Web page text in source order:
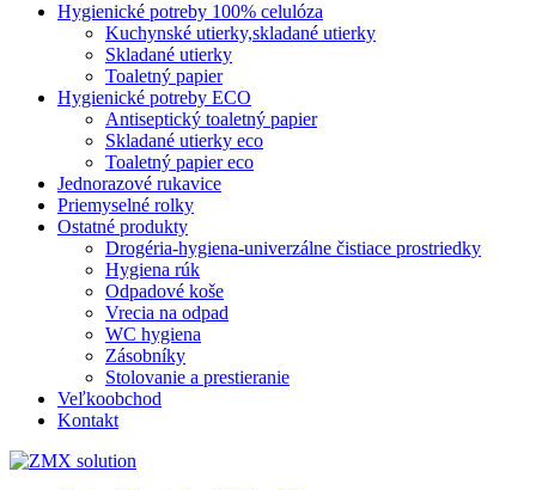
Hygienické potreby 100% celulóza
Kuchynské utierky,skladané utierky
Skladané utierky
Toaletný papier
Hygienické potreby ECO
Antiseptický toaletný papier
Skladané utierky eco
Toaletný papier eco
Jednorazové rukavice
Priemyselné rolky
Ostatné produkty
Drogéria-hygiena-univerzálne čistiace prostriedky
Hygiena rúk
Odpadové koše
Vrecia na odpad
WC hygiena
Zásobníky
Stolovanie a prestieranie
Veľkoobchod
Kontakt